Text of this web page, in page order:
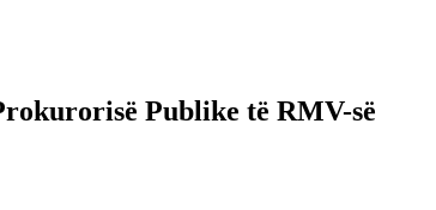
Publike të RMV-së